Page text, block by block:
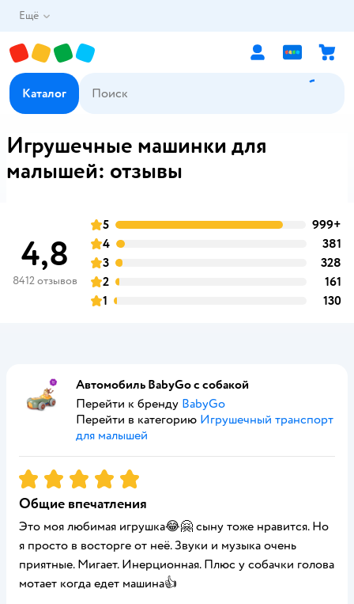
Ещё
Каталог
Игрушечные машинки для
малышей: отзывы
4,8
8412 отзывов
оценка
5 999+
оценка
4 381
оценка
3 328
оценка
2 161
оценка
1 130
Автомобиль BabyGo с собакой
Перейти к бренду BabyGo
Перейти в категорию Игрушечный транспорт
для малышей
Рейтинг:5
Общие впечатления
Это моя любимая игрушка😂🤗 сыну тоже нравится. Но
я просто в восторге от неё. Звуки и музыка очень
приятные. Мигает. Инерционная. Плюс у собачки голова
мотает когда едет машина👍